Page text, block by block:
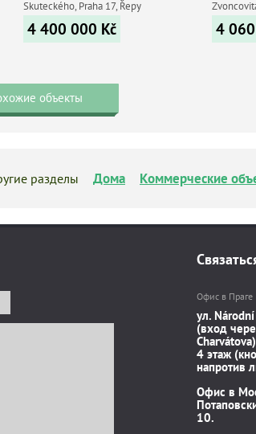
Skuteckého, Praha 17, Řepy
4 400 000 Kč 4
объекты
разделы Дома Коммерческие
Офис в Праге
ул.
(вход
Charvátova)
4 этаж
напротив
Офис в
10.